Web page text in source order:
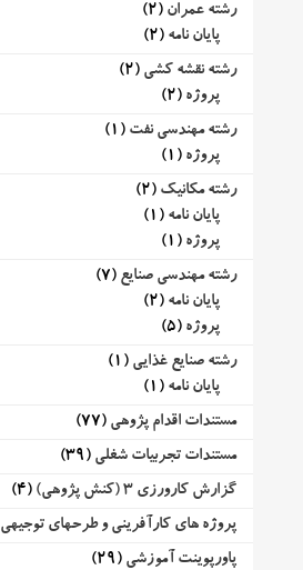
رشته عمران (2)
پایان نامه (2)
رشته نقشه کشی (2)
پروژه (2)
رشته مهندسی نفت (1)
پروژه (1)
رشته مکانیک (2)
پایان نامه (1)
پروژه (1)
رشته مهندسی صنایع (7)
پایان نامه (2)
پروژه (5)
رشته صنایع غذایی (1)
پایان نامه (1)
مستندات اقدام پژوهی (77)
مستندات تجربیات شغلی (39)
گزارش کارورزی 3 (کنش پژوهی)
(4)
پروژه های کارآفرینی و طرحهای توجیهی
پاورپوینت آموزشی (29)